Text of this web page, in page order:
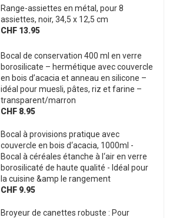
Range-assiettes en métal, pour 8
assiettes, noir, 34,5 x 12,5 cm
CHF 13.95
Bocal de conservation 400 ml en verre
borosilicate – hermétique avec couvercle
en bois d’acacia et anneau en silicone –
idéal pour muesli, pâtes, riz et farine –
transparent/marron
CHF 8.95
Bocal à provisions pratique avec
couvercle en bois d‘acacia, 1000ml -
Bocal à céréales étanche à l‘air en verre
borosilicaté de haute qualité - Idéal pour
la cuisine &amp le rangement
CHF 9.95
Broyeur de canettes robuste : Pour